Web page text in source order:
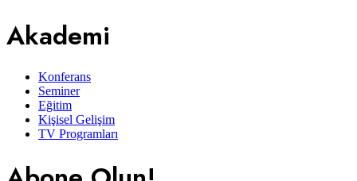
Akademi
Konferans
Seminer
Eğitim
Kişisel Gelişim
TV Programları